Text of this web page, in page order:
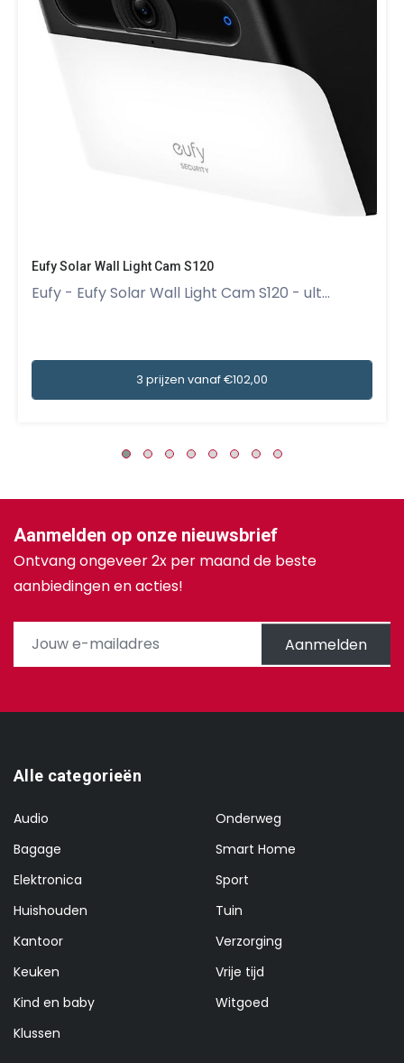
Eufy Solar Wall Light Cam S120
Eufy - Eufy Solar Wall Light Cam S120 - ult...
3 prijzen vanaf €102,00
Aanmelden op onze nieuwsbrief
Ontvang ongeveer 2x per maand de beste
aanbiedingen en acties!
Aanmelden
Alle categorieën
Audio
Bagage
Elektronica
Huishouden
Kantoor
Keuken
Kind en baby
Klussen
Onderweg
Smart Home
Sport
Tuin
Verzorging
Vrije tijd
Witgoed